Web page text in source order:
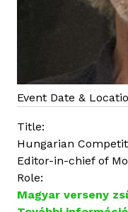
Event Date &
Title:
Hungarian
Editor-in-chief of
Role:
Magyar verseny